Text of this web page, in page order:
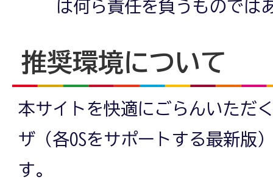
は何ら責任を負うものでは
推奨環境について
本サイトを快適にごらんいただ
ザ（各OSをサポートする最新版
す。